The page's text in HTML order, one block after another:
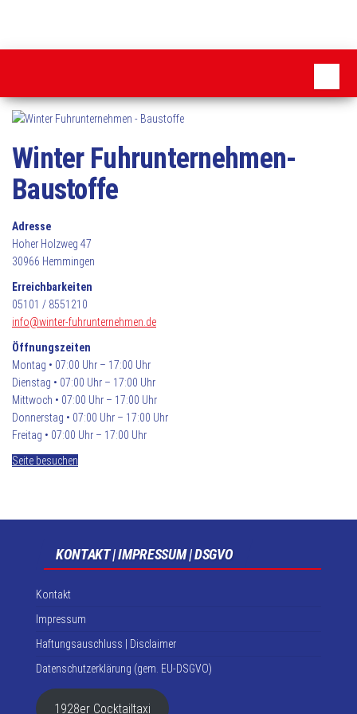
Winter Fuhrunternehmen-
Baustoffe
Adresse
Hoher Holzweg 47
30966 Hemmingen
Erreichbarkeiten
05101 / 8551210
info@winter-fuhrunternehmen.de
Öffnungszeiten
Montag • 07:00 Uhr – 17:00 Uhr
Dienstag • 07:00 Uhr – 17:00 Uhr
Mittwoch • 07:00 Uhr – 17:00 Uhr
Donnerstag • 07:00 Uhr – 17:00 Uhr
Freitag • 07:00 Uhr – 17:00 Uhr
Seite besuchen
KONTAKT | IMPRESSUM | DSGVO
Kontakt
Impressum
Haftungsauschluss | Disclaimer
Datenschutzerklärung (gem. EU-DSGVO)
1928er Cocktailtaxi